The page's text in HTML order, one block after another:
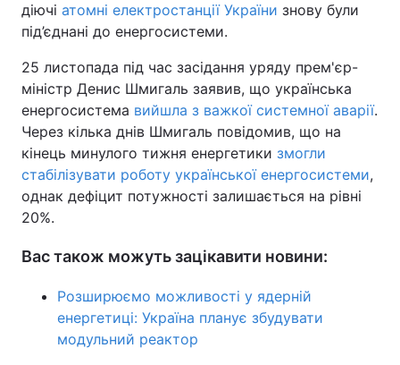
діючі атомні електростанції України знову були
під’єднані до енергосистеми.
25 листопада під час засідання уряду прем'єр-
міністр Денис Шмигаль заявив, що українська
енергосистема вийшла з важкої системної аварії.
Через кілька днів Шмигаль повідомив, що на
кінець минулого тижня енергетики змогли
стабілізувати роботу української енергосистеми,
однак дефіцит потужності залишається на рівні
20%.
Вас також можуть зацікавити новини:
Розширюємо можливості у ядерній
енергетиці: Україна планує збудувати
модульний реактор